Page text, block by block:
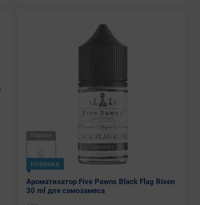
Подарок
Новинка
Ароматизатор Five Pawns Black Flag Risen
30 ml для самозамеса